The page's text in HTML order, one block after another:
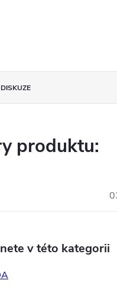
DISKUZE
produktu:
v této kategorii